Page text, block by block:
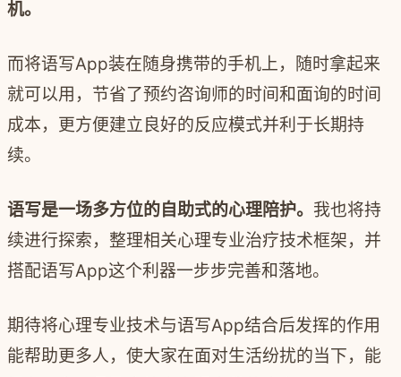
机。
而将语写App装在随身携带的手机上，随时拿起来
就可以用，节省了预约咨询师的时间和面询的时间
成本，更方便建立良好的反应模式并利于长期持
续。
语写是一场多方位的自助式的心理陪护。 我也将持
续进行探索，整理相关心理专业治疗技术框架，并
搭配语写App这个利器一步步完善和落地。
期待将心理专业技术与语写App结合后发挥的作用
能帮助更多人，使大家在面对生活纷扰的当下，能